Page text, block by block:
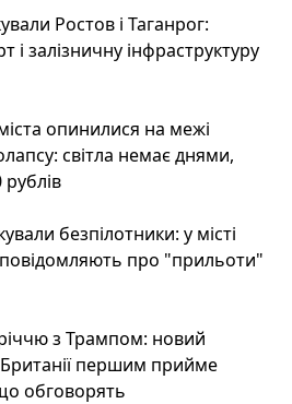
Ростов і Таганрог:
залізничну інфраструктуру
опинилися на межі
світла немає днями,
безпілотники: у місті
про "прильоти"
з Трампом: новий
першим прийме
обговорять